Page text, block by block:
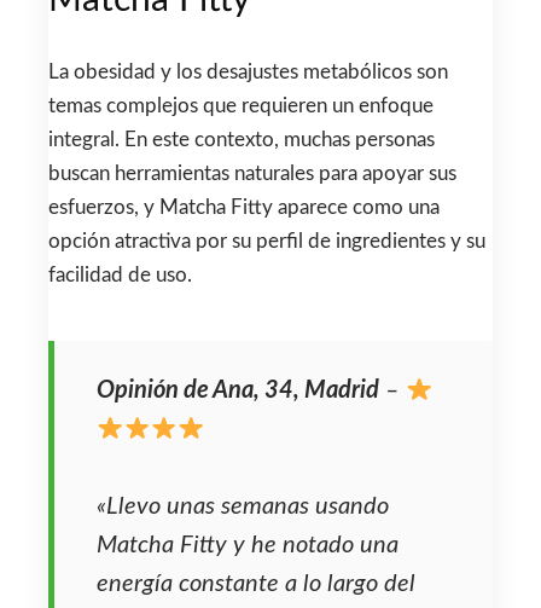
La obesidad y los desajustes metabólicos son
temas complejos que requieren un enfoque
integral. En este contexto, muchas personas
buscan herramientas naturales para apoyar sus
esfuerzos, y Matcha Fitty aparece como una
opción atractiva por su perfil de ingredientes y su
facilidad de uso.
Opinión de Ana, 34, Madrid –
«Llevo unas semanas usando
Matcha Fitty y he notado una
energía constante a lo largo del